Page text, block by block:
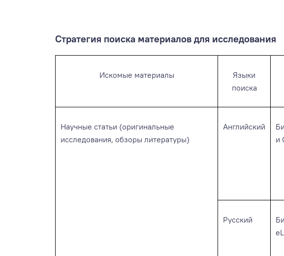
Стратегия поиска материалов для исследования
Искомые материалы
Языки
поиска
Научные статьи (оригинальные
исследования, обзоры литературы)
Английский
и
Русский